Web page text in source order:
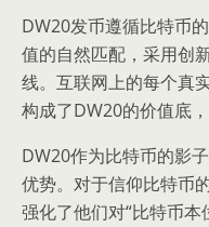
DW20发币遵循比特币
值的自然匹配，采用创
线。互联网上的每个真
构成了DW20的价值底
DW20作为比特币的影
优势。对于信仰比特币
强化了他们对“比特币